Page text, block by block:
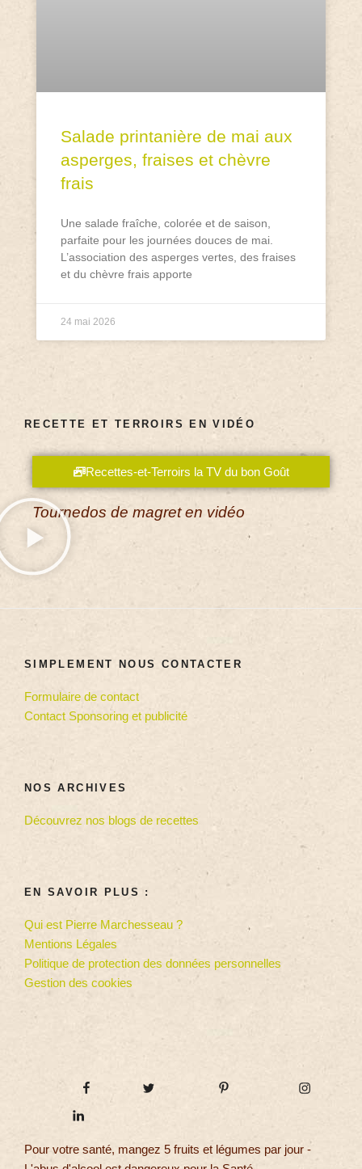
Salade printanière de mai aux
asperges, fraises et chèvre
frais
Une salade fraîche, colorée et de saison,
parfaite pour les journées douces de mai.
L’association des asperges vertes, des fraises
et du chèvre frais apporte
24 mai 2026
RECETTE ET TERROIRS EN VIDÉO
Recettes-et-Terroirs la TV du bon Goût
Tournedos de magret en vidéo
SIMPLEMENT NOUS CONTACTER
Formulaire de contact
Contact Sponsoring et publicité
NOS ARCHIVES
Découvrez nos blogs de recettes
EN SAVOIR PLUS :
Qui est Pierre Marchesseau ?
Mentions Légales
Politique de protection des données personnelles
Gestion des cookies
Pour votre santé, mangez 5 fruits et légumes par jour -